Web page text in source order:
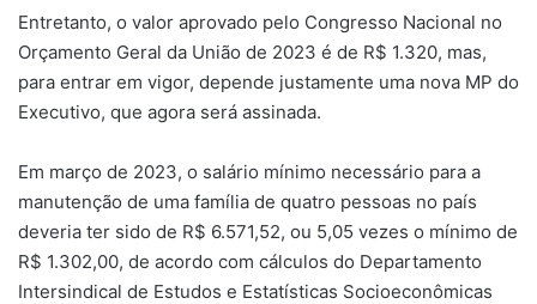
Entretanto, o valor aprovado pelo Congresso Nacional no
Orçamento Geral da União de 2023 é de R$ 1.320, mas,
para entrar em vigor, depende justamente uma nova MP do
Executivo, que agora será assinada.
Em março de 2023, o salário mínimo necessário para a
manutenção de uma família de quatro pessoas no país
deveria ter sido de R$ 6.571,52, ou 5,05 vezes o mínimo de
R$ 1.302,00, de acordo com cálculos do Departamento
Intersindical de Estudos e Estatísticas Socioeconômicas